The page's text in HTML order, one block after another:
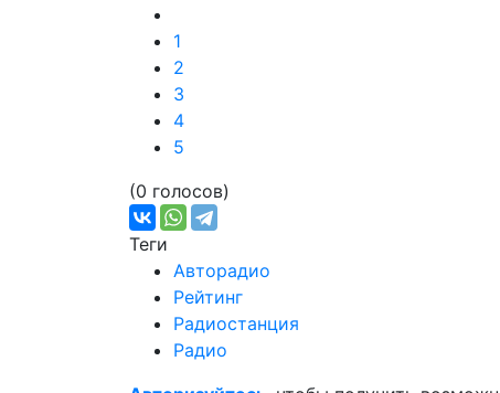
1
2
3
4
5
(0 голосов)
Теги
Авторадио
Рейтинг
Радиостанция
Радио